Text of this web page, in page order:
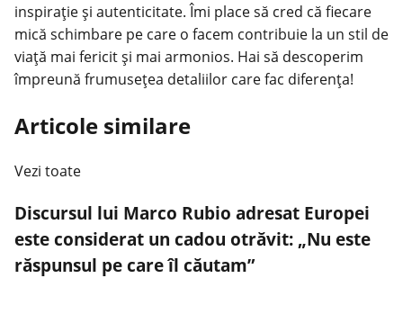
inspirație și autenticitate. Îmi place să cred că fiecare
mică schimbare pe care o facem contribuie la un stil de
viață mai fericit și mai armonios. Hai să descoperim
împreună frumusețea detaliilor care fac diferența!
Articole similare
Vezi toate
Discursul lui Marco Rubio adresat Europei
este considerat un cadou otrăvit: „Nu este
răspunsul pe care îl căutam”